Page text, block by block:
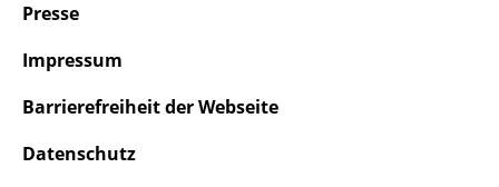
Presse
Impressum
Barrierefreiheit der Webseite
Datenschutz